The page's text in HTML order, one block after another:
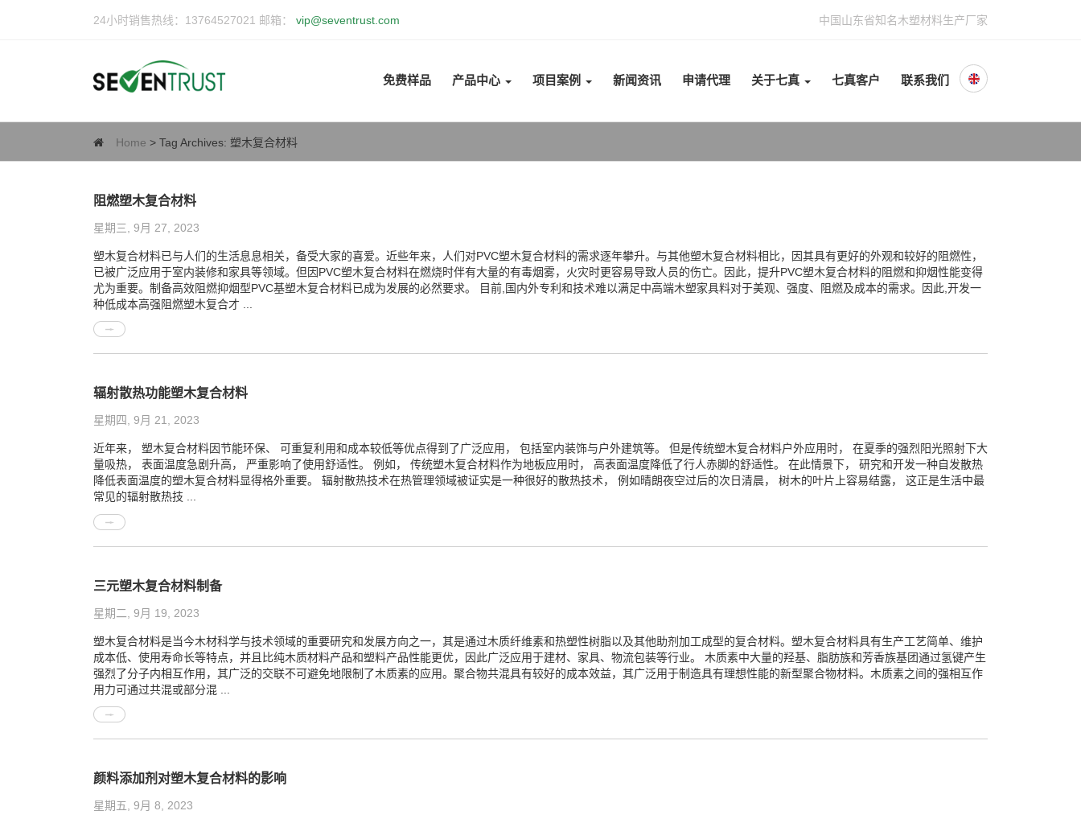
24小时销售热线：13764527021 邮箱： vip@seventrust.com 中国山东省知名木塑材料生产厂家
免费样品 产品中心 项目案例 新闻资讯 申请代理 关于七真 七真客户 联系我们
Home > Tag Archives: 塑木复合材料
阻燃塑木复合材料
星期三, 9月 27, 2023
塑木复合材料已与人们的生活息息相关，备受大家的喜爱。近些年来，人们对PVC塑木复合材料的需求逐年攀升。与其他塑木复合材料相比，因其具有更好的外观和较好的阻燃性，
已被广泛应用于室内装修和家具等领域。但因PVC塑木复合材料在燃烧时伴有大量的有毒烟雾，火灾时更容易导致人员的伤亡。因此，提升PVC塑木复合材料的阻燃和抑烟性能变得
尤为重要。制备高效阻燃抑烟型PVC基塑木复合材料已成为发展的必然要求。 目前,国内外专利和技术难以满足中高端木塑家具料对于美观、强度、阻燃及成本的需求。因此,开发一
种低成本高强阻燃塑木复合才 ...
辐射散热功能塑木复合材料
星期四, 9月 21, 2023
近年来， 塑木复合材料因节能环保、 可重复利用和成本较低等优点得到了广泛应用， 包括室内装饰与户外建筑等。 但是传统塑木复合材料户外应用时， 在夏季的强烈阳光照射下大
量吸热， 表面温度急剧升高， 严重影响了使用舒适性。 例如， 传统塑木复合材料作为地板应用时， 高表面温度降低了行人赤脚的舒适性。 在此情景下， 研究和开发一种自发散热
降低表面温度的塑木复合材料显得格外重要。 辐射散热技术在热管理领域被证实是一种很好的散热技术， 例如晴朗夜空过后的次日清晨， 树木的叶片上容易结露， 这正是生活中最
常见的辐射散热技 ...
三元塑木复合材料制备
星期二, 9月 19, 2023
塑木复合材料是当今木材科学与技术领域的重要研究和发展方向之一，其是通过木质纤维素和热塑性树脂以及其他助剂加工成型的复合材料。塑木复合材料具有生产工艺简单、维护
成本低、使用寿命长等特点，并且比纯木质材料产品和塑料产品性能更优，因此广泛应用于建材、家具、物流包装等行业。 木质素中大量的羟基、脂肪族和芳香族基团通过氢键产生
强烈了分子内相互作用，其广泛的交联不可避免地限制了木质素的应用。聚合物共混具有较好的成本效益，其广泛用于制造具有理想性能的新型聚合物材料。木质素之间的强相互作
用力可通过共混或部分混 ...
颜料添加剂对塑木复合材料的影响
星期五, 9月 8, 2023